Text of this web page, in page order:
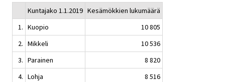
Kuntajako 1.1.2019 Kesämökkien lukumäärä
1. Kuopio
10 805
2. Mikkeli
10 536
3. Parainen
8 820
4. Lohja
8 516